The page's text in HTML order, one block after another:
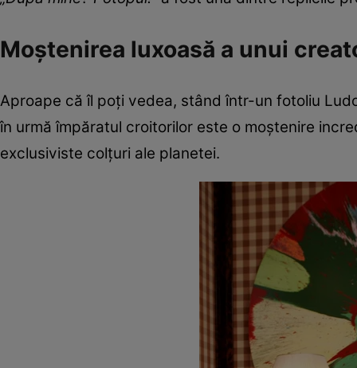
Moștenirea luxoasă a unui
Aproape că îl poți vedea, stând într-un fotoliu
în urmă împăratul croitorilor este o moștenire
exclusiviste colțuri ale planetei.